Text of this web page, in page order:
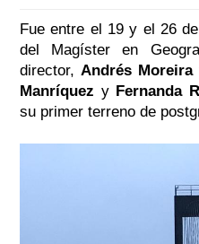
Fue entre el 19 y el 26
del Magíster en
director, Andrés Moreira
Manríquez y Fernanda
su primer terreno de